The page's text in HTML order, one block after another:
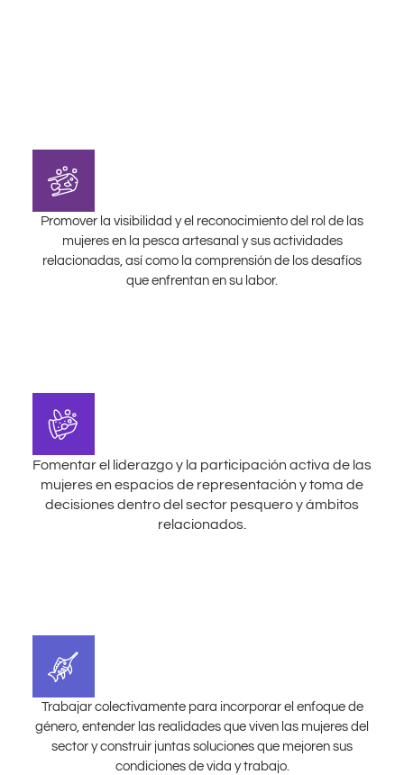
Promover la visibilidad y el reconocimiento del rol de las
mujeres en la pesca artesanal y sus actividades
relacionadas, así como la comprensión de los desafíos
que enfrentan en su labor.
Fomentar el liderazgo y la participación activa de las
mujeres en espacios de representación y toma de
decisiones dentro del sector pesquero y ámbitos
relacionados.
Trabajar colectivamente para incorporar el enfoque de
género, entender las realidades que viven las mujeres del
sector y construir juntas soluciones que mejoren sus
condiciones de vida y trabajo.